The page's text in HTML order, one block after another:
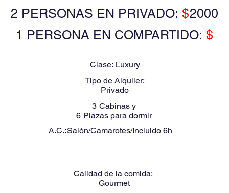
2 PERSONAS EN PRIVADO:$2000
1 PERSONA EN COMPARTIDO: $
Clase: Luxury
Tipo de Alquiler:
Privado
3 Cabinas y
6 Plazas para dormir
A.C.:Salón/Camarotes/Incluido 6h
Calidad de la comida:
Gourmet